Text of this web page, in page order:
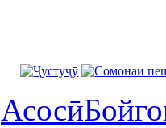
Асосӣ